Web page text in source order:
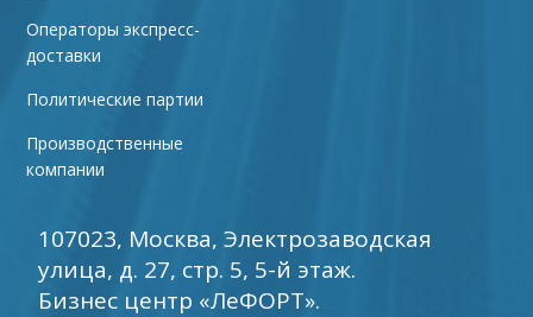
Операторы экспресс-
доставки
Политические партии
Производственные
компании
107023, Москва, Электрозаводская
улица, д. 27, стр. 5, 5-й этаж.
Бизнес центр «ЛеФОРТ».